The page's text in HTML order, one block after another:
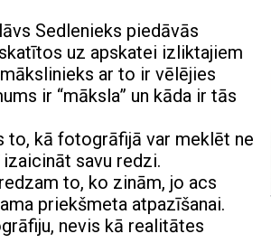
Sedlenieks piedāvās
uz apskatei izliktajiem
ar to ir vēlējies
ir “māksla” un kāda ir tās
to, kā fotogrāfijā var meklēt ne
savu redzi.
to, ko zinām, jo acs
priekšmeta atpazīšanai.
nevis kā realitātes